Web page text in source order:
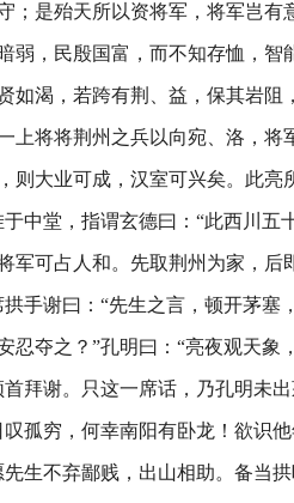
；是殆天所以资将军，将军岂
弱，民殷国富，而不知存恤，智
如渴，若跨有荆、益，保其岩
上将将荆州之兵以向宛、洛，将
则大业可成，汉室可兴矣。此亮
中堂，指谓玄德曰：“此西川五
军可占人和。先取荆州为家，后
手谢曰：“先生之言，顿开茅塞
忍夺之？”孔明曰：“亮夜观天象
拜谢。只这一席话，乃孔明未
孤穷，何幸南阳有卧龙！欲识
生不弃鄙贱，出山相助。备当拱